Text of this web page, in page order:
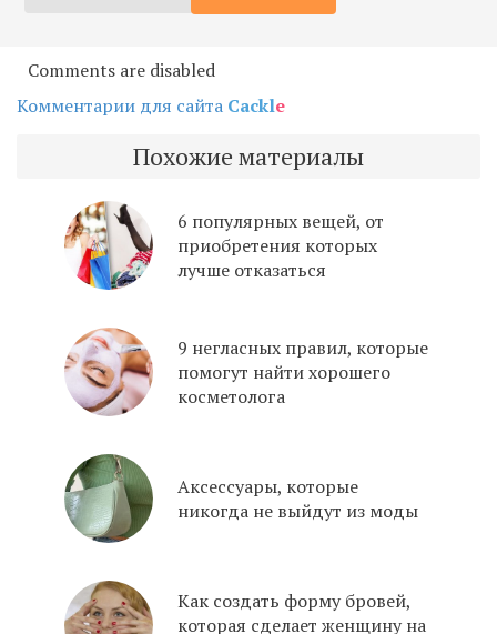
Comments are disabled
Комментарии для сайта Cackle
Похожие материалы
6 популярных вещей, от
приобретения которых
лучше отказаться
9 негласных правил, которые
помогут найти хорошего
косметолога
Аксессуары, которые
никогда не выйдут из моды
Как создать форму бровей,
которая сделает женщину на